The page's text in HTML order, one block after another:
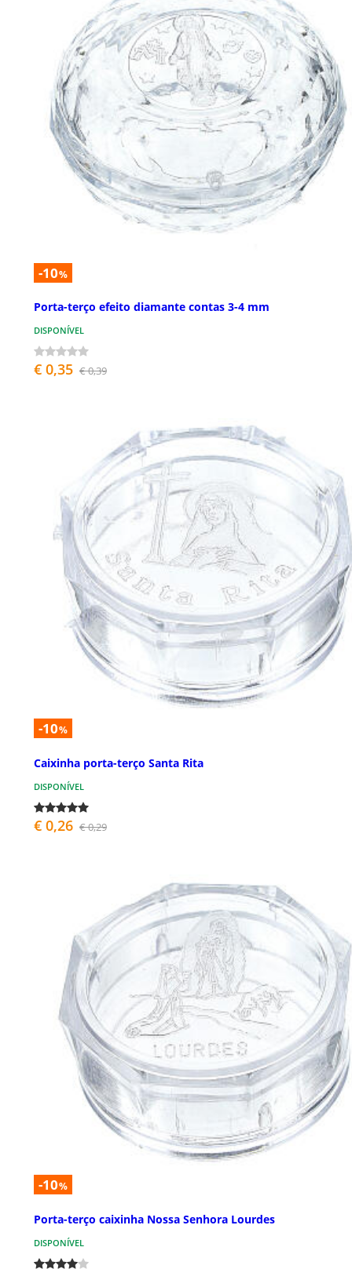
-10%
Porta-terço efeito diamante contas 3-4 mm
DISPONÍVEL
€ 0,35 € 0,39
-10%
Caixinha porta-terço Santa Rita
DISPONÍVEL
€ 0,26 € 0,29
-10%
Porta-terço caixinha Nossa Senhora Lourdes
DISPONÍVEL